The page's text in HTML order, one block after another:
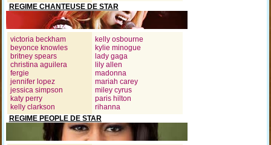
REGIME CHANTEUSE DE STAR
victoria beckham
beyonce knowles
britney spears
christina aguilera
fergie
jennifer lopez
jessica simpson
katy perry
kelly clarkson
kelly osbourne
kylie minogue
lady gaga
lily allen
madonna
mariah carey
miley cyrus
paris hilton
rihanna
REGIME PEOPLE DE STAR